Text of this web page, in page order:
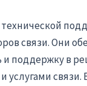
связи. Они
поддержку в
услугами